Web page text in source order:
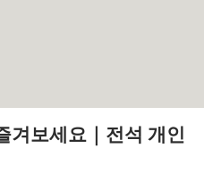
겨보세요｜전석 개인